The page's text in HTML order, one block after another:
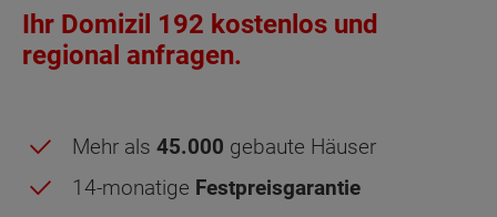
Ihr Domizil 192 kostenlos und
regional anfragen.
Mehr als 45.000 gebaute Häuser
14-monatige Festpreisgarantie